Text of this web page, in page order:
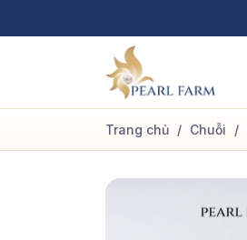
qua
Trang chủ / Chuỗi /